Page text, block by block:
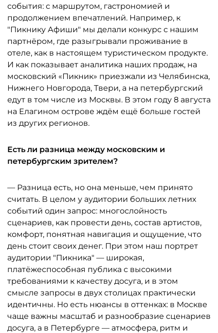
события: с маршрутом, гастрономией и
продолжением впечатлений. Например, к
"Пикнику Афиши" мы делали конкурс с нашим
партнёром, где разыгрывали проживание в
отеле, как в настоящем туристическом продукте.
И как показывает аналитика наших продаж, на
московский «Пикник» приезжали из Челябинска,
Нижнего Новгорода, Твери, а на петербургский
едут в том числе из Москвы. В этом году 8 августа
на Елагином острове ждём ещё больше гостей
из других регионов.
Есть ли разница между московским и
петербургским зрителем?
— Разница есть, но она меньше, чем принято
считать. В целом у аудитории больших летних
событий один запрос: многослойность
сценариев, как провести день, состав артистов,
комфорт, понятная навигация и ощущение, что
день стоит своих денег. При этом наш портрет
аудитории "Пикника" — широкая,
платёжеспособная публика с высокими
требованиями к качеству досуга, и в этом
смысле запросы в двух столицах практически
идентичны. Но есть нюансы в оттенках: в Москве
чаще важны масштаб и разнообразие сценариев
досуга, а в Петербурге — атмосфера, ритм и